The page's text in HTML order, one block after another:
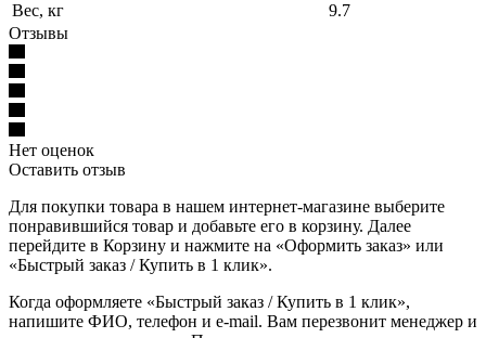
Вес, кг
9.7
Отзывы
Нет оценок
Оставить отзыв
Для покупки товара в нашем интернет-магазине выберите
понравившийся товар и добавьте его в корзину. Далее
перейдите в Корзину и нажмите на «Оформить заказ» или
«Быстрый заказ / Купить в 1 клик».
Когда оформляете «Быстрый заказ / Купить в 1 клик»,
напишите ФИО, телефон и e-mail. Вам перезвонит менеджер и